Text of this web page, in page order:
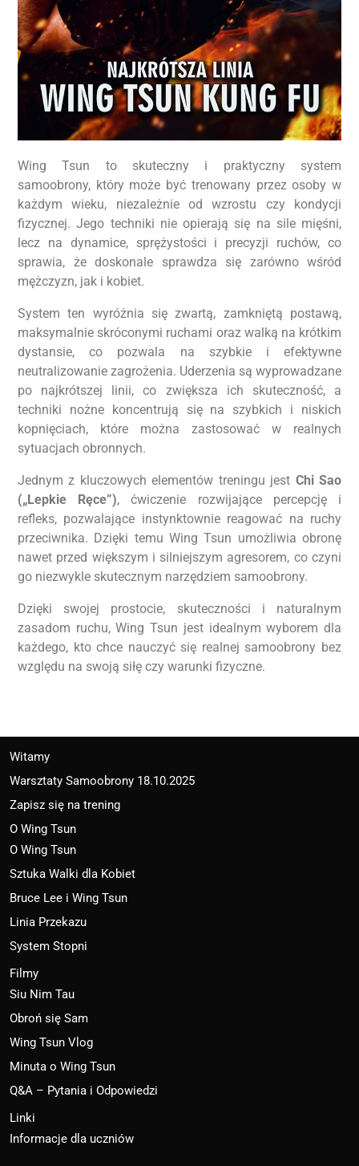
Wing Tsun to skuteczny i praktyczny system
samoobrony, który może być trenowany przez osoby w
każdym wieku, niezależnie od wzrostu czy kondycji
fizycznej. Jego techniki nie opierają się na sile mięśni,
lecz na dynamice, sprężystości i precyzji ruchów, co
sprawia, że doskonale sprawdza się zarówno wśród
mężczyzn, jak i kobiet.
System ten wyróżnia się zwartą, zamkniętą postawą,
maksymalnie skróconymi ruchami oraz walką na krótkim
dystansie, co pozwala na szybkie i efektywne
neutralizowanie zagrożenia. Uderzenia są wyprowadzane
po najkrótszej linii, co zwiększa ich skuteczność, a
techniki nożne koncentrują się na szybkich i niskich
kopnięciach, które można zastosować w realnych
sytuacjach obronnych.
Jednym z kluczowych elementów treningu jest Chi Sao
(„Lepkie Ręce”), ćwiczenie rozwijające percepcję i
refleks, pozwalające instynktownie reagować na ruchy
przeciwnika. Dzięki temu Wing Tsun umożliwia obronę
nawet przed większym i silniejszym agresorem, co czyni
go niezwykle skutecznym narzędziem samoobrony.
Dzięki swojej prostocie, skuteczności i naturalnym
zasadom ruchu, Wing Tsun jest idealnym wyborem dla
każdego, kto chce nauczyć się realnej samoobrony bez
względu na swoją siłę czy warunki fizyczne.
Witamy
Warsztaty Samoobrony 18.10.2025
Zapisz się na trening
O Wing Tsun
O Wing Tsun
Sztuka Walki dla Kobiet
Bruce Lee i Wing Tsun
Linia Przekazu
System Stopni
Filmy
Siu Nim Tau
Obroń się Sam
Wing Tsun Vlog
Minuta o Wing Tsun
Q&A – Pytania i Odpowiedzi
Linki
Informacje dla uczniów